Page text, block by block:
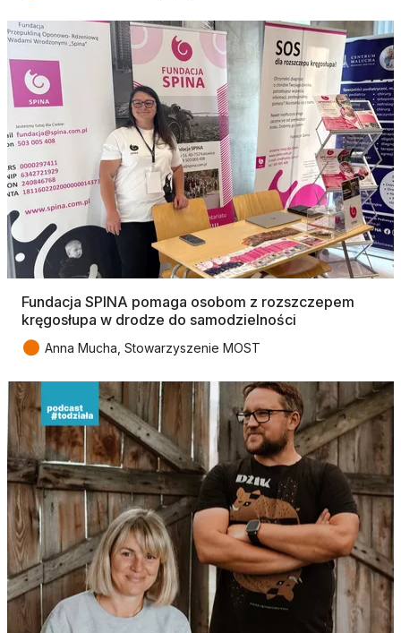
Fundacja SPINA pomaga osobom z rozszczepem
kręgosłupa w drodze do samodzielności
● Anna Mucha, Stowarzyszenie MOST